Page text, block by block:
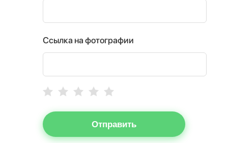
Ссылка на фотографии
Отправить